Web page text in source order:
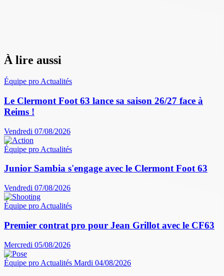
À lire aussi
Équipe pro Actualités
Le Clermont Foot 63 lance sa saison 26/27 face à
Reims !
Vendredi 07/08/2026
Équipe pro Actualités
Junior Sambia s'engage avec le Clermont Foot 63
Vendredi 07/08/2026
Équipe pro Actualités
Premier contrat pro pour Jean Grillot avec le CF63
Mercredi 05/08/2026
Équipe pro Actualités Mardi 04/08/2026